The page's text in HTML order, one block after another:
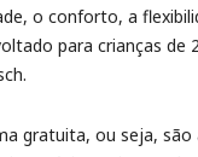
o conforto, a
para crianças de
gratuita, ou seja, são